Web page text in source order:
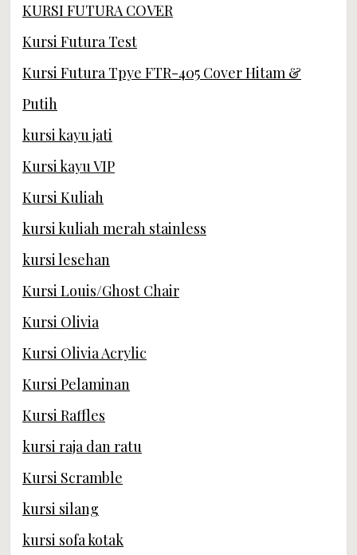
KURSI FUTURA COVER
Kursi Futura Test
Kursi Futura Tpye FTR-405 Cover Hitam &
Putih
kursi kayu jati
Kursi kayu VIP
Kursi Kuliah
kursi kuliah merah stainless
kursi lesehan
Kursi Louis/Ghost Chair
Kursi Olivia
Kursi Olivia Acrylic
Kursi Pelaminan
Kursi Raffles
kursi raja dan ratu
Kursi Scramble
kursi silang
kursi sofa kotak